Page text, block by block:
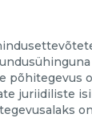
põhitegevus
juriidiliste
on